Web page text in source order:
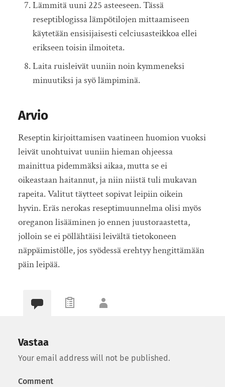
Lämmitä uuni 225 asteeseen. Tässä
reseptiblogissa lämpötilojen mittaamiseen
käytetään ensisijaisesti celciusasteikkoa ellei
erikseen toisin ilmoiteta.
Laita ruisleivät uuniin noin kymmeneksi
minuutiksi ja syö lämpiminä.
Arvio
Reseptin kirjoittamisen vaatineen huomion vuoksi
leivät unohtuivat uuniin hieman ohjeessa
mainittua pidemmäksi aikaa, mutta se ei
oikeastaan haitannut, ja niin niistä tuli mukavan
rapeita. Valitut täytteet sopivat leipiin oikein
hyvin. Eräs nerokas reseptimuunnelma olisi myös
oreganon lisääminen jo ennen juustoraastetta,
jolloin se ei pöllähtäisi leivältä tietokoneen
näppäimistölle, jos syödessä erehtyy hengittämään
päin leipää.
Vastaa
Your email address will not be published.
Comment